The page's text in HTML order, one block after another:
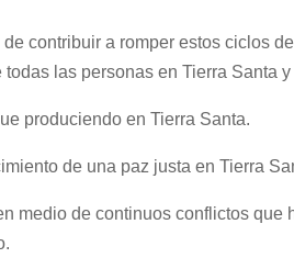
contribuir a romper estos ciclos
las personas en Tierra Santa
produciendo en Tierra Santa.
de una paz justa en Tierra
medio de continuos conflictos